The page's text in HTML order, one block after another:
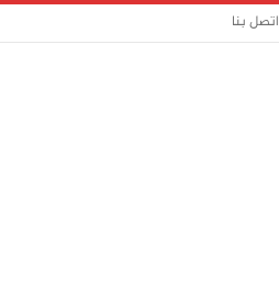
اتصل بنا